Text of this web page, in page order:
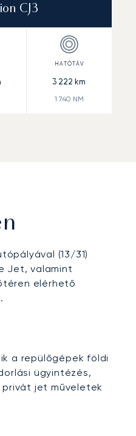
CJ3
3 222 km
1 740 NM
(13/31)
Jet, valamint
elérhető
a repülőgépek földi
ügyintézés,
jet műveletek